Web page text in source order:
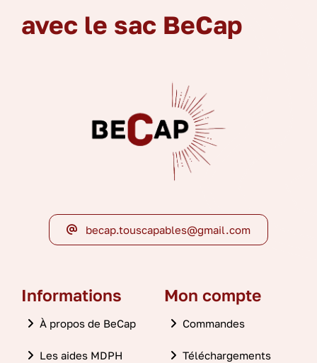
avec le sac BeCap
becap.touscapables@gmail.com
Informations
À propos de BeCap
Les aides MDPH
Mon compte
Commandes
Téléchargements